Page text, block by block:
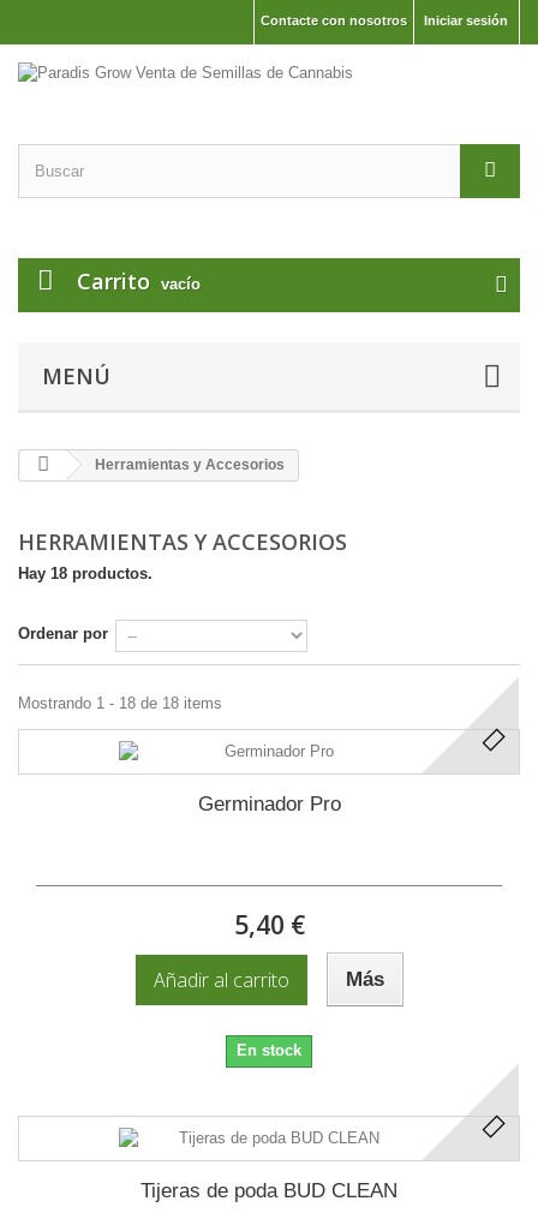
Iniciar sesión
Contacte con nosotros
Carrito vacío
MENÚ
Herramientas y Accesorios
HERRAMIENTAS Y ACCESORIOS
Hay 18 productos.
Ordenar por
Mostrando 1 - 18 de 18 items
Germinador Pro
5,40 €
Añadir al carrito Más
En stock
Tijeras de poda BUD CLEAN